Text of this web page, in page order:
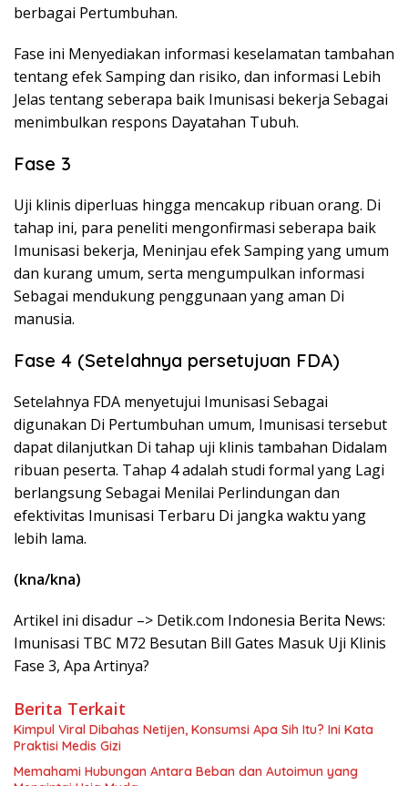
berbagai Pertumbuhan.
Fase ini Menyediakan informasi keselamatan tambahan
tentang efek Samping dan risiko, dan informasi Lebih
Jelas tentang seberapa baik Imunisasi bekerja Sebagai
menimbulkan respons Dayatahan Tubuh.
Fase 3
Uji klinis diperluas hingga mencakup ribuan orang. Di
tahap ini, para peneliti mengonfirmasi seberapa baik
Imunisasi bekerja, Meninjau efek Samping yang umum
dan kurang umum, serta mengumpulkan informasi
Sebagai mendukung penggunaan yang aman Di
manusia.
Fase 4 (Setelahnya persetujuan FDA)
Setelahnya FDA menyetujui Imunisasi Sebagai
digunakan Di Pertumbuhan umum, Imunisasi tersebut
dapat dilanjutkan Di tahap uji klinis tambahan Didalam
ribuan peserta. Tahap 4 adalah studi formal yang Lagi
berlangsung Sebagai Menilai Perlindungan dan
efektivitas Imunisasi Terbaru Di jangka waktu yang
lebih lama.
(kna/kna)
Artikel ini disadur –> Detik.com Indonesia Berita News:
Imunisasi TBC M72 Besutan Bill Gates Masuk Uji Klinis
Fase 3, Apa Artinya?
Berita Terkait
Kimpul Viral Dibahas Netijen, Konsumsi Apa Sih Itu? Ini Kata
Praktisi Medis Gizi
Memahami Hubungan Antara Beban dan Autoimun yang